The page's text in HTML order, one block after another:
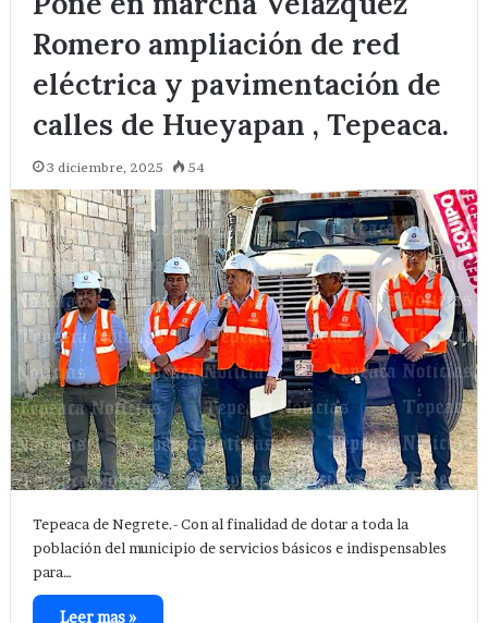
Romero ampliación de red
eléctrica y pavimentación de
calles de Hueyapan , Tepeaca.
3 diciembre, 2025 54
Tepeaca de Negrete.- Con al finalidad de dotar a toda la
población del municipio de servicios básicos e indispensables
para…
Leer mas »